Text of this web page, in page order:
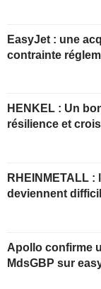
EasyJet : une
contrainte
HENKEL : Un bon équilibre entre
résilience et
RHEINMETALL : les risques d'exécution
deviennent
Apollo confirme
MdsGBP sur